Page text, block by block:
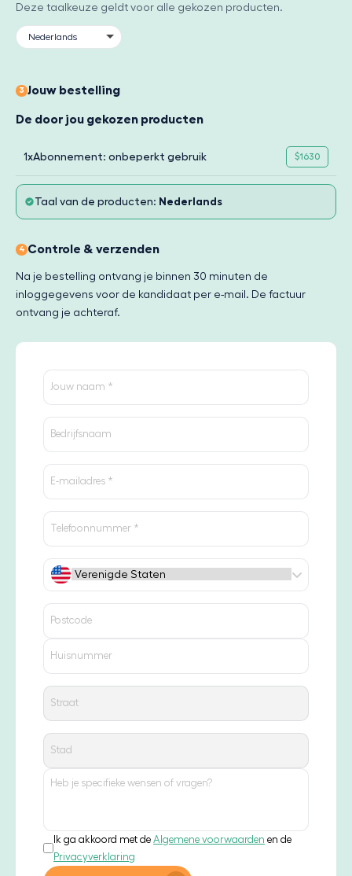
Deze taalkeuze geldt voor alle gekozen producten.
3 Jouw bestelling
De door jou gekozen producten
1xAbonnement: onbeperkt gebruik $1630
Taal van de producten: Nederlands
4 Controle & verzenden
Na je bestelling ontvang je binnen 30 minuten de
inloggegevens voor de kandidaat per e-mail. De factuur
ontvang je achteraf.
Ik ga akkoord met de Algemene voorwaarden en de
Privacyverklaring